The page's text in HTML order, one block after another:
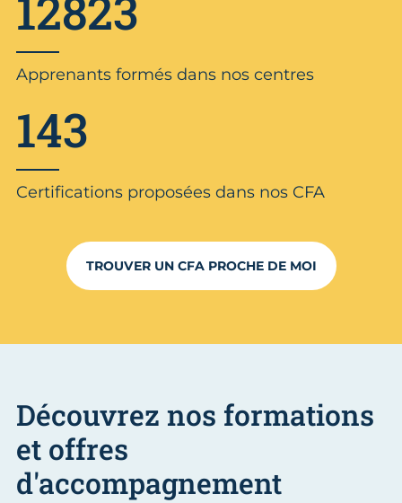
Apprenants formés dans nos centres
143
Certifications proposées dans nos CFA
TROUVER UN CFA PROCHE DE MOI
Découvrez nos formations
et offres
d'accompagnement